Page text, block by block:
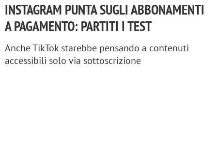
INSTAGRAM PUNTA SUGLI ABBONAMENTI
A PAGAMENTO: PARTITI I TEST
Anche TikTok starebbe pensando a contenuti
accessibili solo via sottoscrizione